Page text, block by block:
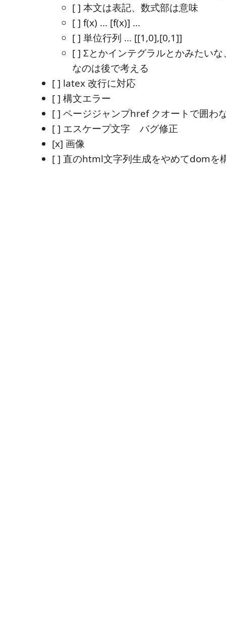
[ ] 本文は表記、数式部は意味
[ ] f(x) ... [f(x)] ...
[ ] 単位行列 ... [[1,0],[0,1]]
[ ] Σとかインテグラルとかみたい
なのは後で考える
[ ] latex 改行に対応
[ ] 構文エラー
[ ] ページジャンプhref クオートで囲わ
[ ] エスケープ文字 バグ修正
[x] 画像
[ ] 直のhtml文字列生成をやめてdomを